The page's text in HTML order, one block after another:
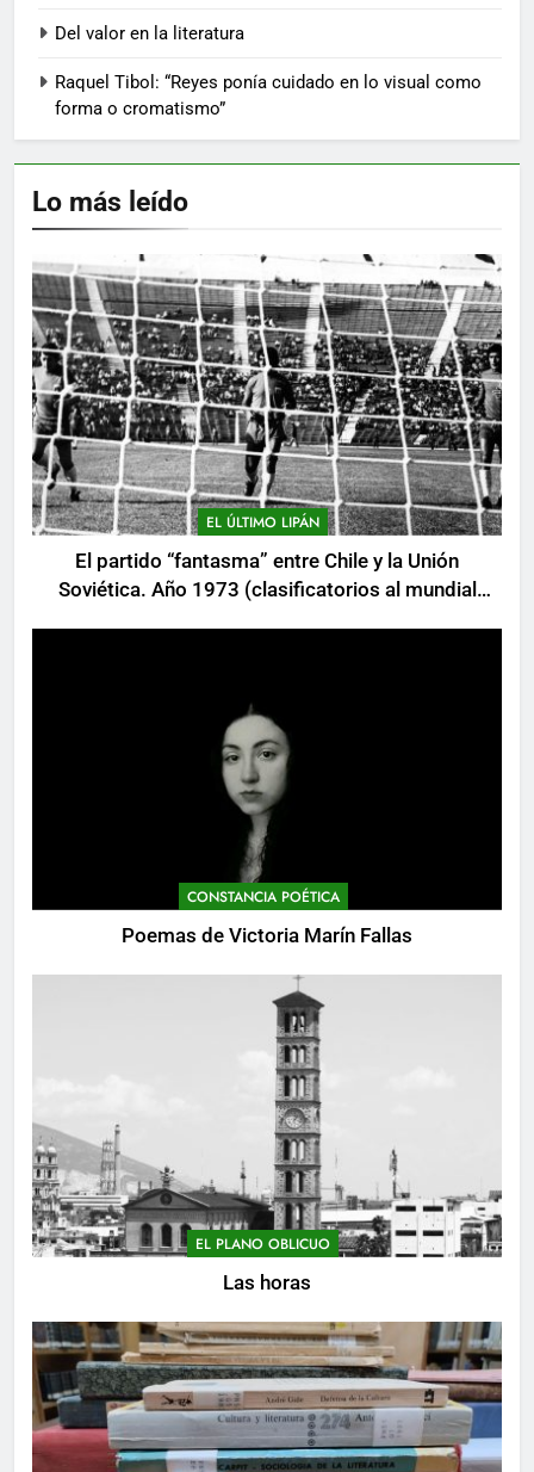
Del valor en la literatura
Raquel Tibol: “Reyes ponía cuidado en lo visual como
forma o cromatismo”
Lo más leído
EL ÚLTIMO LIPÁN
El partido “fantasma” entre Chile y la Unión
Soviética. Año 1973 (clasificatorios al mundial
CONSTANCIA POÉTICA
Poemas de Victoria Marín Fallas
EL PLANO OBLICUO
Las horas